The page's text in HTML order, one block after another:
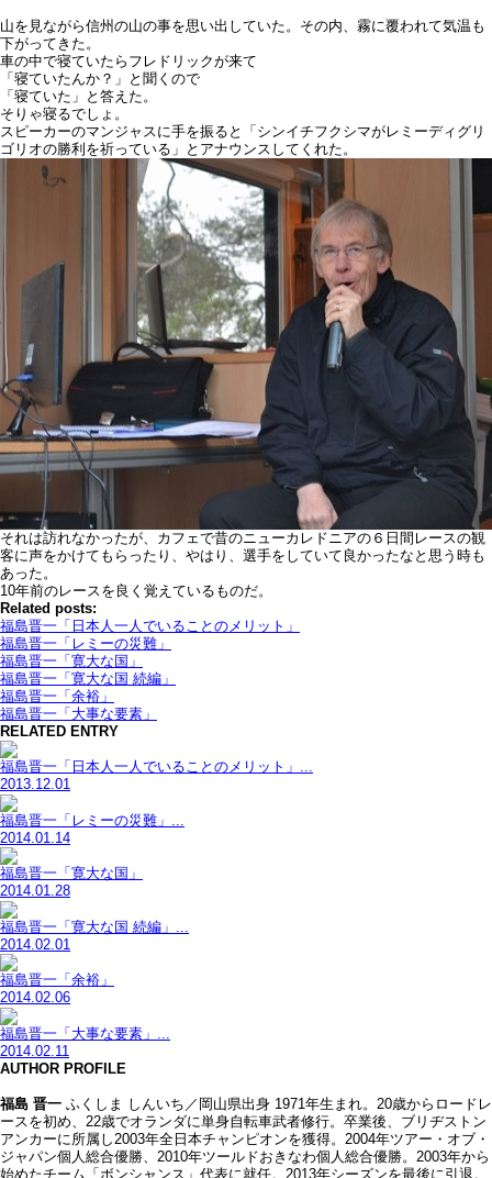
山を見ながら信州の山の事を思い出していた。その内、霧に覆われて気温も
下がってきた。
車の中で寝ていたらフレドリックが来て
「寝ていたんか？」と聞くので
「寝ていた」と答えた。
そりゃ寝るでしょ。
スピーカーのマンジャスに手を振ると「シンイチフクシマがレミーディグリ
ゴリオの勝利を祈っている」とアナウンスしてくれた。
それは訪れなかったが、カフェで昔のニューカレドニアの６日間レースの観
客に声をかけてもらったり、やはり、選手をしていて良かったなと思う時も
あった。
10年前のレースを良く覚えているものだ。
Related posts:
福島晋一「日本人一人でいることのメリット」
福島晋一「レミーの災難」
福島晋一「寛大な国」
福島晋一「寛大な国 続編」
福島晋一「余裕」
福島晋一「大事な要素」
RELATED ENTRY
福島晋一「日本人一人でいることのメリット」...
2013.12.01
福島晋一「レミーの災難」...
2014.01.14
福島晋一「寛大な国」
2014.01.28
福島晋一「寛大な国 続編」...
2014.02.01
福島晋一「余裕」
2014.02.06
福島晋一「大事な要素」...
2014.02.11
AUTHOR PROFILE
福島 晋一 ふくしま しんいち／岡山県出身 1971年生まれ。20歳からロードレ
ースを初め、22歳でオランダに単身自転車武者修行。卒業後、ブリヂストン
アンカーに所属し2003年全日本チャンピオンを獲得。2004年ツアー・オブ・
ジャパン個人総合優勝、2010年ツールドおきなわ個人総合優勝。2003年から
始めたチーム「ボンシャンス」代表に就任。2013年シーズンを最後に引退。